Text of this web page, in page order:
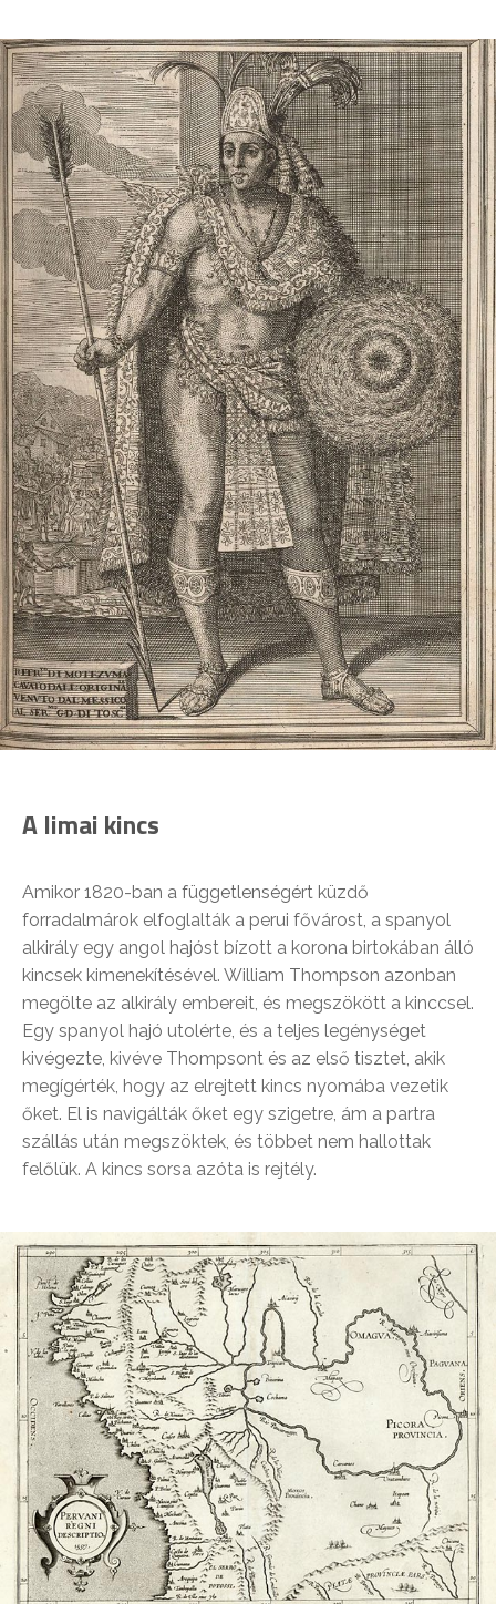
A limai kincs
Amikor 1820-ban a függetlenségért küzdő
forradalmárok elfoglalták a perui fővárost, a spanyol
alkirály egy angol hajóst bízott a korona birtokában álló
kincsek kimenekítésével. William Thompson azonban
megölte az alkirály embereit, és megszökött a kinccsel.
Egy spanyol hajó utolérte, és a teljes legénységet
kivégezte, kivéve Thompsont és az első tisztet, akik
megígérték, hogy az elrejtett kincs nyomába vezetik
őket. El is navigálták őket egy szigetre, ám a partra
szállás után megszöktek, és többet nem hallottak
felőlük. A kincs sorsa azóta is rejtély.